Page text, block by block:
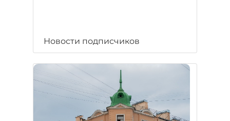
Новости подписчиков